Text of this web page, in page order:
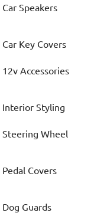
Car Speakers
Car Key Covers
12v Accessories
Interior Styling
Steering Wheel
Pedal Covers
Dog Guards